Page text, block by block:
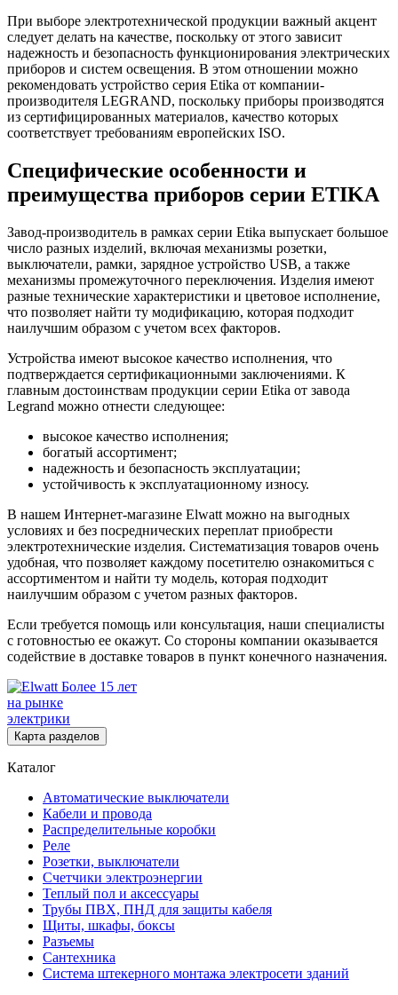
При выборе электротехнической продукции важный акцент
следует делать на качестве, поскольку от этого зависит
надежность и безопасность функционирования электрических
приборов и систем освещения. В этом отношении можно
рекомендовать устройство серия Etika от компании-
производителя LEGRAND, поскольку приборы производятся
из сертифицированных материалов, качество которых
соответствует требованиям европейских ISO.
Специфические особенности и
преимущества приборов серии ETIKA
Завод-производитель в рамках серии Etika выпускает большое
число разных изделий, включая механизмы розетки,
выключатели, рамки, зарядное устройство USB, а также
механизмы промежуточного переключения. Изделия имеют
разные технические характеристики и цветовое исполнение,
что позволяет найти ту модификацию, которая подходит
наилучшим образом с учетом всех факторов.
Устройства имеют высокое качество исполнения, что
подтверждается сертификационными заключениями. К
главным достоинствам продукции серии Etika от завода
Legrand можно отнести следующее:
высокое качество исполнения;
богатый ассортимент;
надежность и безопасность эксплуатации;
устойчивость к эксплуатационному износу.
В нашем Интернет-магазине Elwatt можно на выгодных
условиях и без посреднических переплат приобрести
электротехнические изделия. Систематизация товаров очень
удобная, что позволяет каждому посетителю ознакомиться с
ассортиментом и найти ту модель, которая подходит
наилучшим образом с учетом разных факторов.
Если требуется помощь или консультация, наши специалисты
с готовностью ее окажут. Со стороны компании оказывается
содействие в доставке товаров в пункт конечного назначения.
Более 15 лет
на рынке
электрики
Карта разделов
Каталог
Автоматические выключатели
Кабели и провода
Распределительные коробки
Реле
Розетки, выключатели
Счетчики электроэнергии
Теплый пол и аксессуары
Трубы ПВХ, ПНД для защиты кабеля
Щиты, шкафы, боксы
Разъемы
Сантехника
Система штекерного монтажа электросети зданий